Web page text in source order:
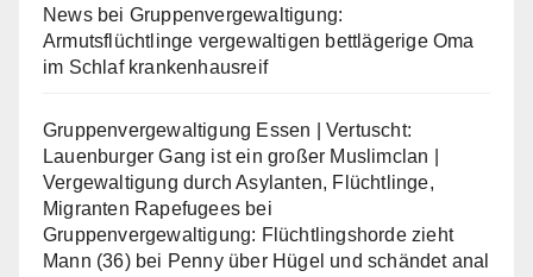
Newsbei Gruppenvergewaltigung:
Armutsflüchtlinge vergewaltigen bettlägerige Oma
im Schlaf krankenhausreif
Gruppenvergewaltigung Essen | Vertuscht:
Lauenburger Gang ist ein großer Muslimclan |
Vergewaltigung durch Asylanten, Flüchtlinge,
Migranten Rapefugees bei
Gruppenvergewaltigung: Flüchtlingshorde zieht
Mann (36) bei Penny über Hügel und schändet anal